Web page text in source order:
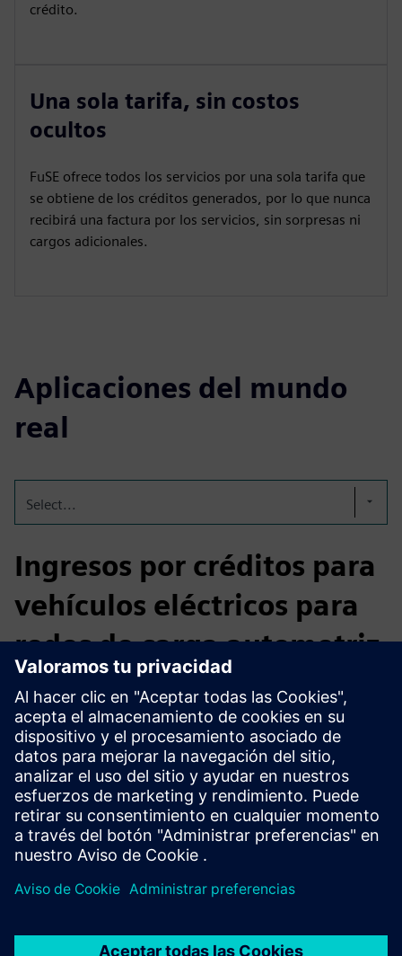
crédito.
Una sola tarifa, sin costos
ocultos
FuSE ofrece todos los servicios por una sola tarifa que
se obtiene de los créditos generados, por lo que nunca
recibirá una factura por los servicios, sin sorpresas ni
cargos adicionales.
Aplicaciones del mundo
real
Select...
Ingresos por créditos para
vehículos eléctricos para
redes de carga automotriz
FuSE automatiza la inscripción, la generación de crédito y la
monetización para cargadores de vehículos eléctricos en
agencias de alquiler de automóviles y grandes redes de
concesionarios, asegurando los ingresos de la carga
mientras mantiene el cumplimiento de todos los
programas estándar de combustible limpio de América del
Norte.